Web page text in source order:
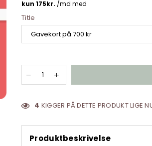
Title
4 KIGGER PÅ DETTE PRODUKT LIGE
Produktbeskrivelse